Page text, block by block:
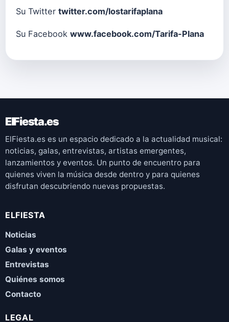
Su Twitter twitter.com/lostarifaplana
Su Facebook www.facebook.com/Tarifa-Plana
ElFiesta.es
ElFiesta.es es un espacio dedicado a la actualidad musical:
noticias, galas, entrevistas, artistas emergentes,
lanzamientos y eventos. Un punto de encuentro para
quienes viven la música desde dentro y para quienes
disfrutan descubriendo nuevas propuestas.
ELFIESTA
Noticias
Galas y eventos
Entrevistas
Quiénes somos
Contacto
LEGAL